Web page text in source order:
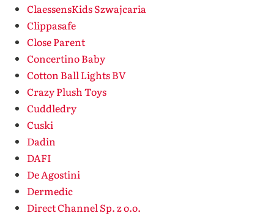
ClaessensKids Szwajcaria
Clippasafe
Close Parent
Concertino Baby
Cotton Ball Lights BV
Crazy Plush Toys
Cuddledry
Cuski
Dadin
DAFI
De Agostini
Dermedic
Direct Channel Sp. z o.o.